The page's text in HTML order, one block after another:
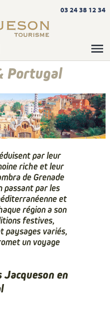
03 24 38 12 34
Portugal
par leur
riche et leur
de Grenade
passant par les
et
région a son
festives,
paysages variés,
un voyage
Jacqueson en